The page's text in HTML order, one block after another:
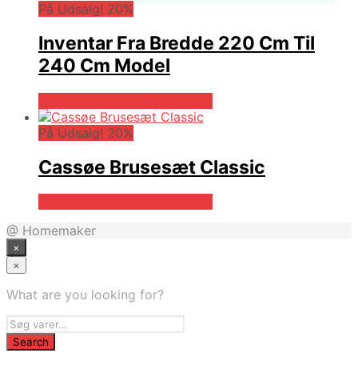
På Udsalg! 20%
Inventar Fra Bredde 220 Cm Til
240 Cm Model
På Udsalg! 20%
Cassøe Brusesæt Classic
@ Homemaker
×
×
What are you looking for?